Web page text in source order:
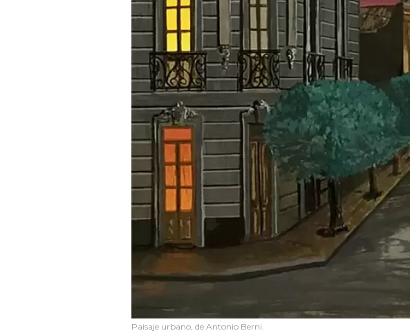
Paisaje urbano, de Antonio Berni.